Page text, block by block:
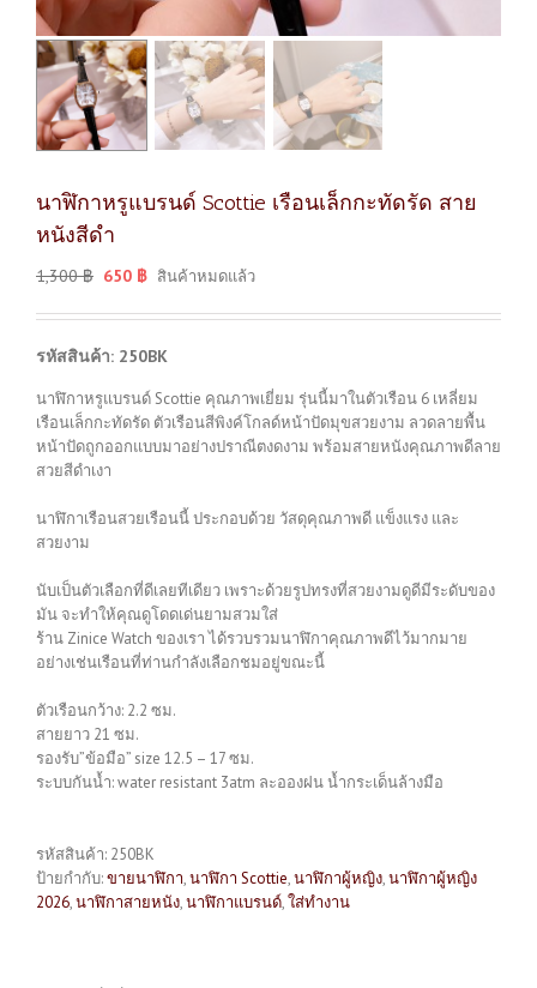
นาฬิกาหรูแบรนด์ Scottie เรือนเล็กกะทัดรัด สาย
หนังสีดำ
1,300฿ 650 ฿ สินค้าหมดแล้ว
รหัสสินค้า: 250BK
นาฬิกาหรูแบรนด์ Scottie คุณภาพเยี่ยม รุ่นนี้มาในตัวเรือน 6 เหลี่ยม
เรือนเล็กกะทัดรัด ตัวเรือนสีพิงค์โกลด์หน้าปัดมุขสวยงาม ลวดลายพื้น
หน้าปัดถูกออกแบบมาอย่างปราณีตงดงาม พร้อมสายหนังคุณภาพดีลาย
สวยสีดำเงา
นาฬิกาเรือนสวยเรือนนี้ ประกอบด้วย วัสดุคุณภาพดี แข็งแรง และ
สวยงาม
นับเป็นตัวเลือกที่ดีเลยทีเดียว เพราะด้วยรูปทรงที่สวยงามดูดีมีระดับของ
มัน จะทำให้คุณดูโดดเด่นยามสวมใส่
ร้าน Zinice Watch ของเรา ได้รวบรวมนาฬิกาคุณภาพดีไว้มากมาย
อย่างเช่นเรือนที่ท่านกำลังเลือกชมอยู่ขณะนี้
ตัวเรือนกว้าง: 2.2 ซม.
สายยาว 21 ซม.
รองรับ”ข้อมือ” size 12.5 – 17 ซม.
ระบบกันน้ำ: water resistant 3atm ละอองฝน น้ำกระเด็นล้างมือ
รหัสสินค้า: 250BK
ป้ายกำกับ:ขายนาฬิกา,นาฬิกา Scottie,นาฬิกาผู้หญิง,นาฬิกาผู้หญิง
2026,นาฬิกาสายหนัง,นาฬิกาแบรนด์,ใส่ทำงาน